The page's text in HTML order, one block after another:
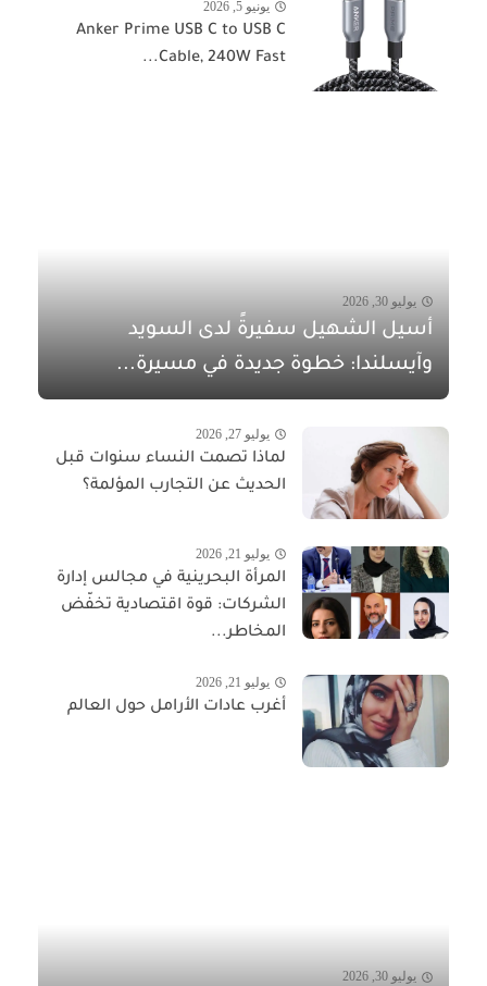
يونيو 5, 2026
Anker Prime USB C to USB C
Cable, 240W Fast...
يوليو 30, 2026
أسيل الشهيل سفيرةً لدى السويد
وآيسلندا: خطوة جديدة في مسيرة...
يوليو 27, 2026
لماذا تصمت النساء سنوات قبل
الحديث عن التجارب المؤلمة؟
يوليو 21, 2026
المرأة البحرينية في مجالس إدارة
الشركات: قوة اقتصادية تخفّض
المخاطر...
يوليو 21, 2026
أغرب عادات الأرامل حول العالم
يوليو 30, 2026